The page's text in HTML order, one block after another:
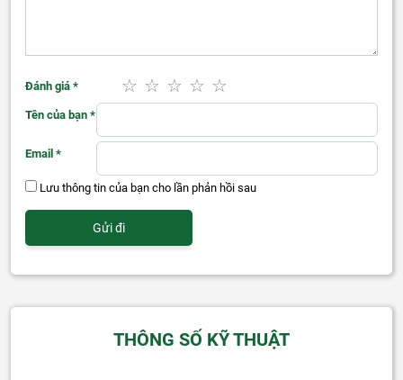
Đánh giá *
Tên của bạn *
Email *
Lưu thông tin của bạn cho lần phản hồi sau
THÔNG SỐ KỸ THUẬT